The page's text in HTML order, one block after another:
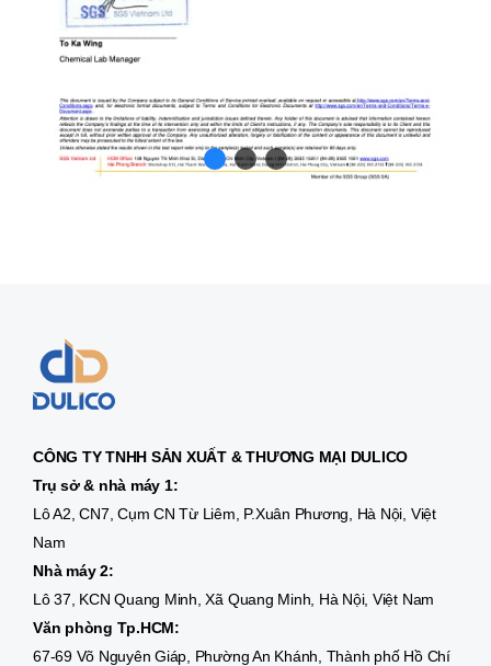
CÔNG TY TNHH SẢN XUẤT & THƯƠNG MẠI DULICO
Trụ sở & nhà máy 1:
Lô A2, CN7, Cụm CN Từ Liêm, P.Xuân Phương, Hà Nội, Việt
Nam
Nhà máy 2:
Lô 37, KCN Quang Minh, Xã Quang Minh, Hà Nội, Việt Nam
Văn phòng Tp.HCM:
67-69 Võ Nguyên Giáp, Phường An Khánh, Thành phố Hồ Chí